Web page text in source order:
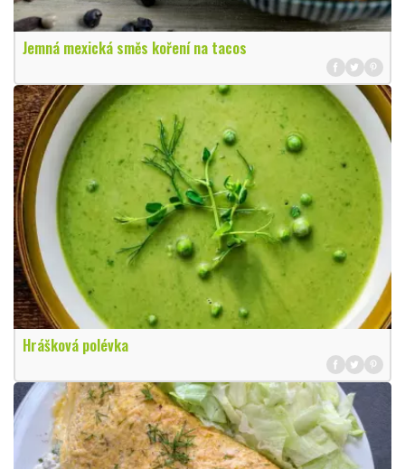
Jemná mexická směs koření na tacos
Hrášková polévka